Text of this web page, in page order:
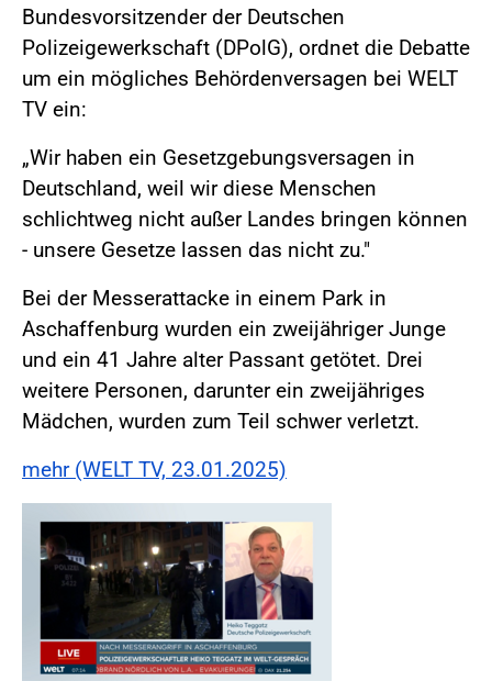
Bundesvorsitzender der Deutschen
Polizeigewerkschaft (DPolG), ordnet die Debatte
um ein mögliches Behördenversagen bei WELT
TV ein:
„Wir haben ein Gesetzgebungsversagen in
Deutschland, weil wir diese Menschen
schlichtweg nicht außer Landes bringen können
- unsere Gesetze lassen das nicht zu."
Bei der Messerattacke in einem Park in
Aschaffenburg wurden ein zweijähriger Junge
und ein 41 Jahre alter Passant getötet. Drei
weitere Personen, darunter ein zweijähriges
Mädchen, wurden zum Teil schwer verletzt.
mehr (WELT TV, 23.01.2025)